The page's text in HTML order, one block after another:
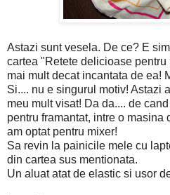
Astazi sunt vesela. De ce? E
cartea "Retete delicioase
mai mult decat incantata de ea!
Si.... nu e singurul motiv! Astazi
meu mult visat! Da da.... de
pentru framantat, intre o masina
am optat pentru mixer!
Sa revin la painicile mele cu
din cartea sus mentionata.
Un aluat atat de elastic si usor